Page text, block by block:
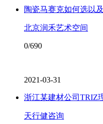
陶瓷马赛克如何选以
北京润禾艺术空间
0/690
2021-03-31
浙江某建材公司TRIZ
天行健咨询